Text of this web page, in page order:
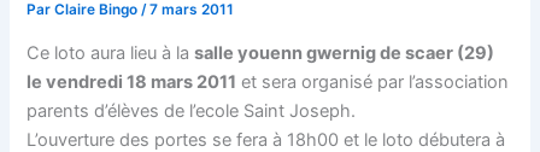
ParClaire Bingo/7 mars 2011
Ce loto aura lieu à lasalle youenn gwernig de scaer (29)
le vendredi 18 mars 2011 et sera organisé par l’association
parents d’élèves de l’ecole Saint Joseph.
L’ouverture des portes se fera à 18h00 et le loto débutera à